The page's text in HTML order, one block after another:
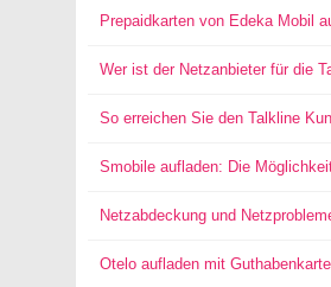
Prepaidkarten von Edeka Mobil
Wer ist der Netzanbieter für die
So erreichen Sie den Talkline
Smobile aufladen: Die
Netzabdeckung und
Otelo aufladen mit